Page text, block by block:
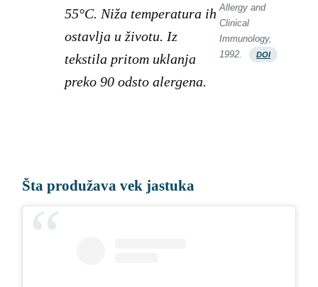
55°C. Niža temperatura ih
ostavlja u životu. Iz
tekstila pritom uklanja
preko 90 odsto alergena.
Allergy and
Clinical
Immunology,
1992.
DOI
Šta produžava vek jastuka